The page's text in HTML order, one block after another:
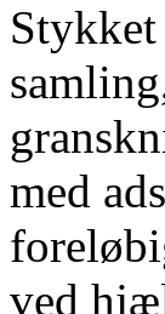
med
ved